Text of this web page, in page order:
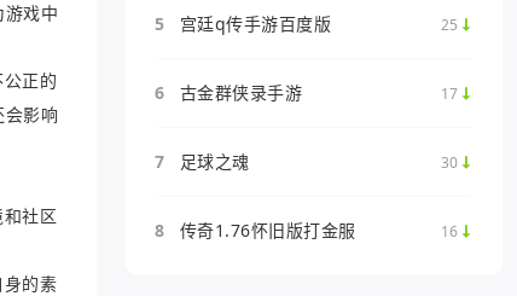
戏中
正的
影响
社区
的素
5 宫廷q传手游百度版 25
6 古金群侠录手游 17
7 足球之魂 30
8 传奇1.76怀旧版打金服 16